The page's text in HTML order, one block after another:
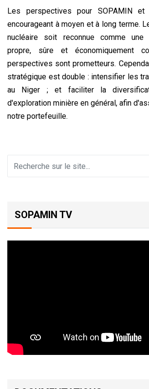
Les perspectives pour SOPAMIN
encourageant à moyen et à long terme.
nucléaire soit reconnue comme une
propre, sûre et économiquement
perspectives sont prometteurs.
stratégique est double : intensifier les
au Niger ; et faciliter la
d'exploration minière en général, afin
notre portefeuille.
SOPAMIN TV